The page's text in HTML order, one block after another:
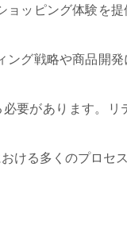
ッピング体験を
グ戦略や商品開
要があります。
る多くのプロセ